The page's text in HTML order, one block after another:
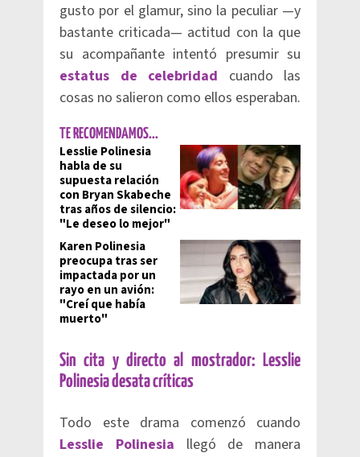
gusto por el glamur, sino la peculiar —y
bastante criticada— actitud con la que
su acompañante intentó presumir su
estatus de celebridad cuando las
cosas no salieron como ellos esperaban.
TE RECOMENDAMOS...
Lesslie Polinesia
habla de su
supuesta relación
con Bryan Skabeche
tras años de silencio:
"Le deseo lo mejor"
Karen Polinesia
preocupa tras ser
impactada por un
rayo en un avión:
"Creí que había
muerto"
Sin cita y directo al mostrador: Lesslie
Polinesia desata críticas
Todo este drama comenzó cuando
Lesslie Polinesia llegó de manera